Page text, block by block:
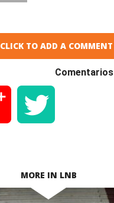
CLICK TO ADD A COMMENT
Comentarios
MORE IN LNB